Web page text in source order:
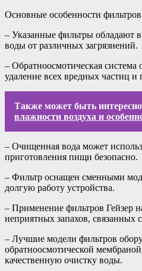
Основные особенности
– Указанные фильтры обладают
воды от различных загрязнений.
– Обратноосмотическая система
удаление всех вредных частиц и
Также может быть
влажности воздуха и
– Очищенная вода может
приготовления пищи безопасно.
– Фильтр оснащен сменными
долгую работу устройства.
– Применение фильтров Гейзер
неприятных запахов, связанных
– Лучшие модели фильтров
обратноосмотической
качественную очистку воды.